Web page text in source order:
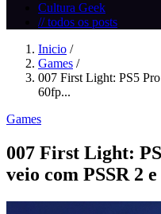
Cultura Geek
// todos os posts
Inicio /
Games /
007 First Light: PS5
60fp...
Games
007 First Light:
veio com PSSR 2